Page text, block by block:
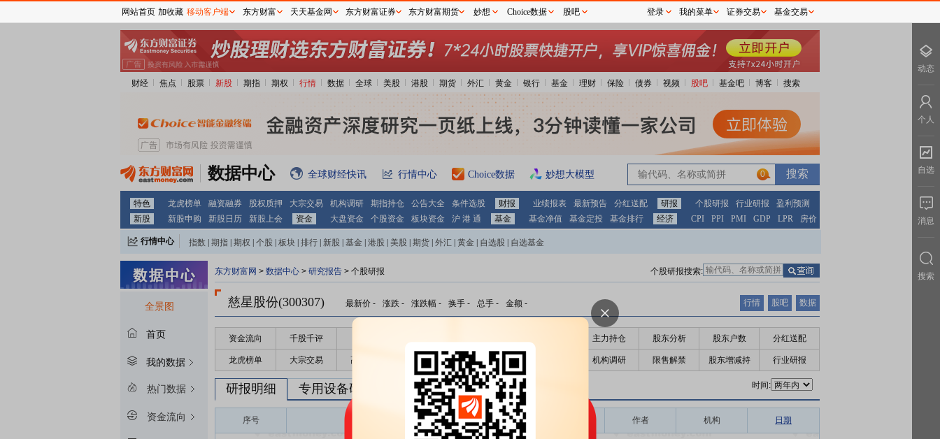
财经 焦点 股票 新股 期指 期权 行情 数据 全球 美股 港股 期货 外汇 黄金 银行 基金 理财 保险 债券 视频 股吧 基金吧 博客 搜索
数据中心 全球财经快讯 行情中心 Choice数据 妙想大模型 0
特色 龙虎榜单 融资融券 股权质押 大宗交易 机构调研 期指持仓 公告大全 条件选股 财报 业绩报表 最新预告 分红送配 研报 个股研报 行业研报
盈利预测
新股
新股申购 新股日历 新股上会 资金 大盘资金 个股资金 板块资金 沪 港 通 基金 基金净值 基金定投 基金排行 经济 CPI PPI PMI GDP LPR 房价
行情中心 指数 期指 期权 个股 板块 排行 新股 基金 港股 美股 期货 外汇 黄金 自选股 自选基金
全景图
首页
我的数据
热门数据
资金流向
东方财富网 > 数据中心 > 研究报告 > 个股研报 个股研报搜索:
慈星股份(300307) 最新价 - 涨跌 - 涨跌幅 - 换手 - 总手 - 金额 - 行情 股吧 数据
资金流向 千股千评 主力持仓 股东分析 股东户数 分红送配
龙虎榜单 大宗交易 高管持股 股东大会 个股研报 机构调研 限售解禁 股东增减持 行业研报
时间:
研报明细 专用设备研报 专用设备盈利预测
序号
东财
评级
作者 机构 日期
网站首页 加收藏 移动客户端 东方财富 天天基金网 东方财富证券 东方财富期货 妙想 Choice数据 股吧 登录 我的菜单 证券交易 基金交易
动态
个人
自选
消息
搜索